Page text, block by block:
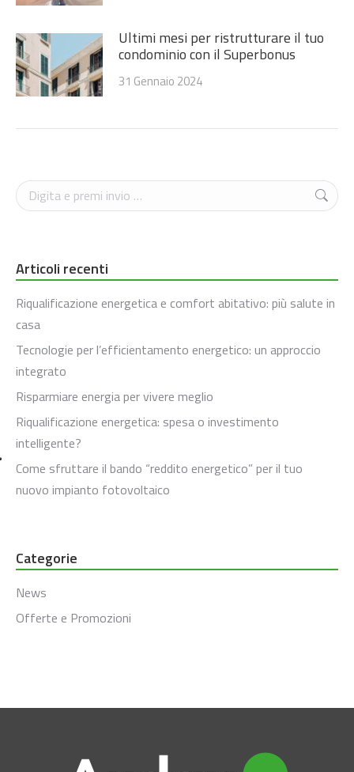
Ultimi mesi per ristrutturare il tuo
condominio con il Superbonus
31 Gennaio 2024
Cerca
Articoli recenti
Riqualificazione energetica e comfort abitativo: più salute in
casa
Tecnologie per l’efficientamento energetico: un approccio
integrato
Risparmiare energia per vivere meglio
Riqualificazione energetica: spesa o investimento
intelligente?
Come sfruttare il bando “reddito energetico” per il tuo
nuovo impianto fotovoltaico
Categorie
News
Offerte e Promozioni